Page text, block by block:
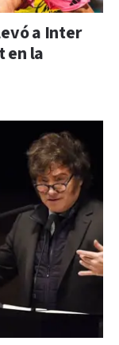
a Inter
en la